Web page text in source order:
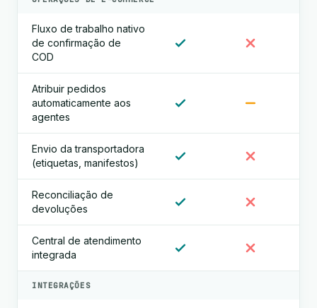
Fluxo de trabalho nativo
de confirmação de
COD
Atribuir pedidos
automaticamente aos
agentes
Envio da transportadora
(etiquetas, manifestos)
Reconciliação de
devoluções
Central de atendimento
integrada
INTEGRAÇÕES